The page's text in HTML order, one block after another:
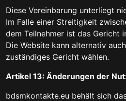
Diese Vereinbarung unterliegt
Im Falle einer Streitigkeit
dem Teilnehmer ist das Gericht
Die Website kann alternativ
zuständiges Gericht wählen.
Artikel 13: Änderungen der
bdsmkontakte.eu behält sich